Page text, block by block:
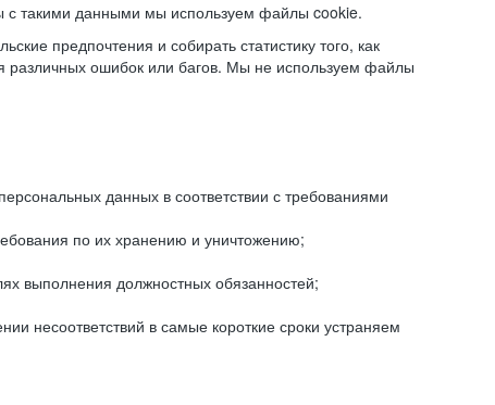
с такими данными мы используем файлы cookie.
предпочтения и собирать статистику того, как
различных ошибок или багов. Мы не используем файлы
данных в соответствии с требованиями
по их хранению и уничтожению;
выполнения должностных обязанностей;
несоответствий в самые короткие сроки устраняем